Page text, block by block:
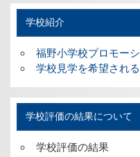
学校紹介
福野小学校プロモー
学校見学を希望され
学校評価の結果について
学校評価の結果